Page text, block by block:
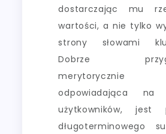
dostarczając mu
wartości, a nie tylko
strony słowami
Dobrze
merytorycznie
odpowiadająca na
użytkowników, jest
długoterminowego